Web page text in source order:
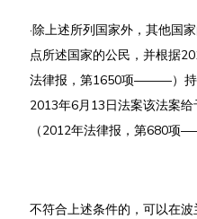
·除上述所列国家外，其他国
点所述国家的公民，并根据
法律报，第1650项———）持
2013年6月13日法案该法案
（2012年法律报，第680项
不符合上述条件的，可以在